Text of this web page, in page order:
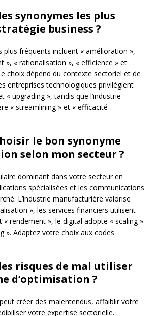
synonymes les plus
business ?
plus fréquents incluent « amélioration »,
», « rationalisation », « efficience » et
choix dépend du contexte sectoriel et de
entreprises technologiques privilégient
« upgrading », tandis que l’industrie
« streamlining » et « efficacité
le bon synonyme
selon mon secteur ?
dominant dans votre secteur en
spécialisées et les communications
L’industrie manufacturière valorise
», les services financiers utilisent
« rendement », le digital adopte « scaling »
». Adaptez votre choix aux codes
risques de mal utiliser
d’optimisation ?
créer des malentendus, affaiblir votre
votre expertise sectorielle.